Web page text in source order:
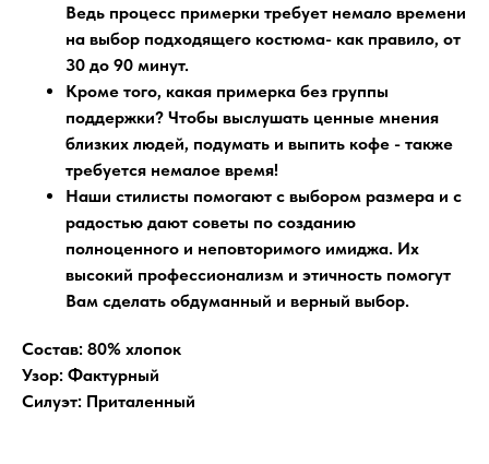
Ведь процесс примерки требует немало времени
на выбор подходящего костюма- как правило, от
30 до 90 минут.
Кроме того, какая примерка без группы
поддержки? Чтобы выслушать ценные мнения
близких людей, подумать и выпить кофе - также
требуется немалое время!
Наши стилисты помогают с выбором размера и с
радостью дают советы по созданию
полноценного и неповторимого имиджа. Их
высокий профессионализм и этичность помогут
Вам сделать обдуманный и верный выбор.
Состав: 80% хлопок
Узор: Фактурный
Силуэт: Приталенный